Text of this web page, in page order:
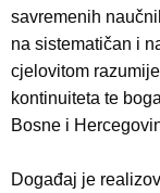
savremenih
na sistematičan i
cjelovitom
kontinuiteta te
Bosne i
Događaj je